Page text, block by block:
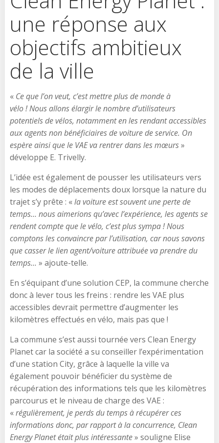
une réponse aux
objectifs ambitieux
de la ville
« Ce que l’on veut, c’est mettre plus de monde à
vélo ! Nous allons élargir le nombre d’utilisateurs
potentiels de vélos, notamment en les rendant accessibles
aux agents non bénéficiaires de voiture de service. On
espère ainsi que le VAE va rentrer dans les mœurs»
développe E. Trivelly.
L’idée est également de pousser les utilisateurs vers
les modes de déplacements doux lorsque la nature du
trajet s’y prête : «la voiture est souvent une perte de
temps… nous aimerions qu’avec l’expérience, les agents se
rendent compte que le vélo, c’est plus sympa ! Nous
comptons les convaincre par l’utilisation, car nous savons
que casser le lien agent/voiture attribuée va prendre du
temps… » ajoute-telle.
En s’équipant d’une solution CEP, la commune cherche
donc à lever tous les freins : rendre les VAE plus
accessibles devrait permettre d’augmenter les
kilomètres effectués en vélo, mais pas que !
La commune s’est aussi tournée vers Clean Energy
Planet car la société a su conseiller l’expérimentation
d’une station City, grâce à laquelle la ville va
également pouvoir bénéficier du système de
récupération des informations tels que les kilomètres
parcourus et le niveau de charge des VAE :
«régulièrement, je perds du temps à récupérer ces
informations donc, par rapport à la concurrence, Clean
Energy Planet était plus intéressante» souligne Elise